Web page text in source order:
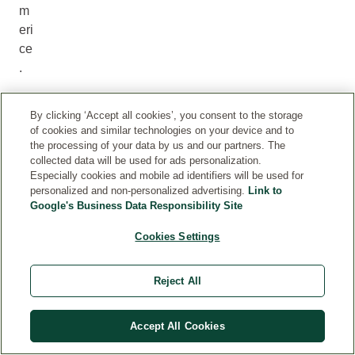
m
eri
ce
.
as
tn
By clicking ‘Accept all cookies’, you consent to the storage
of cookies and similar technologies on your device and to
the processing of your data by us and our partners. The
collected data will be used for ads personalization.
Especially cookies and mobile ad identifiers will be used for
personalized and non-personalized advertising. Link to
Google's Business Data Responsibility Site
Cookies Settings
Reject All
Accept All Cookies